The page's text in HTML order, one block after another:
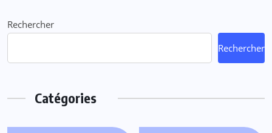
Rechercher
Rechercher
Catégories